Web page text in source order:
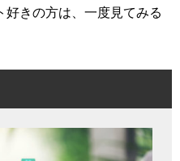
好きの方は、一度見てみる